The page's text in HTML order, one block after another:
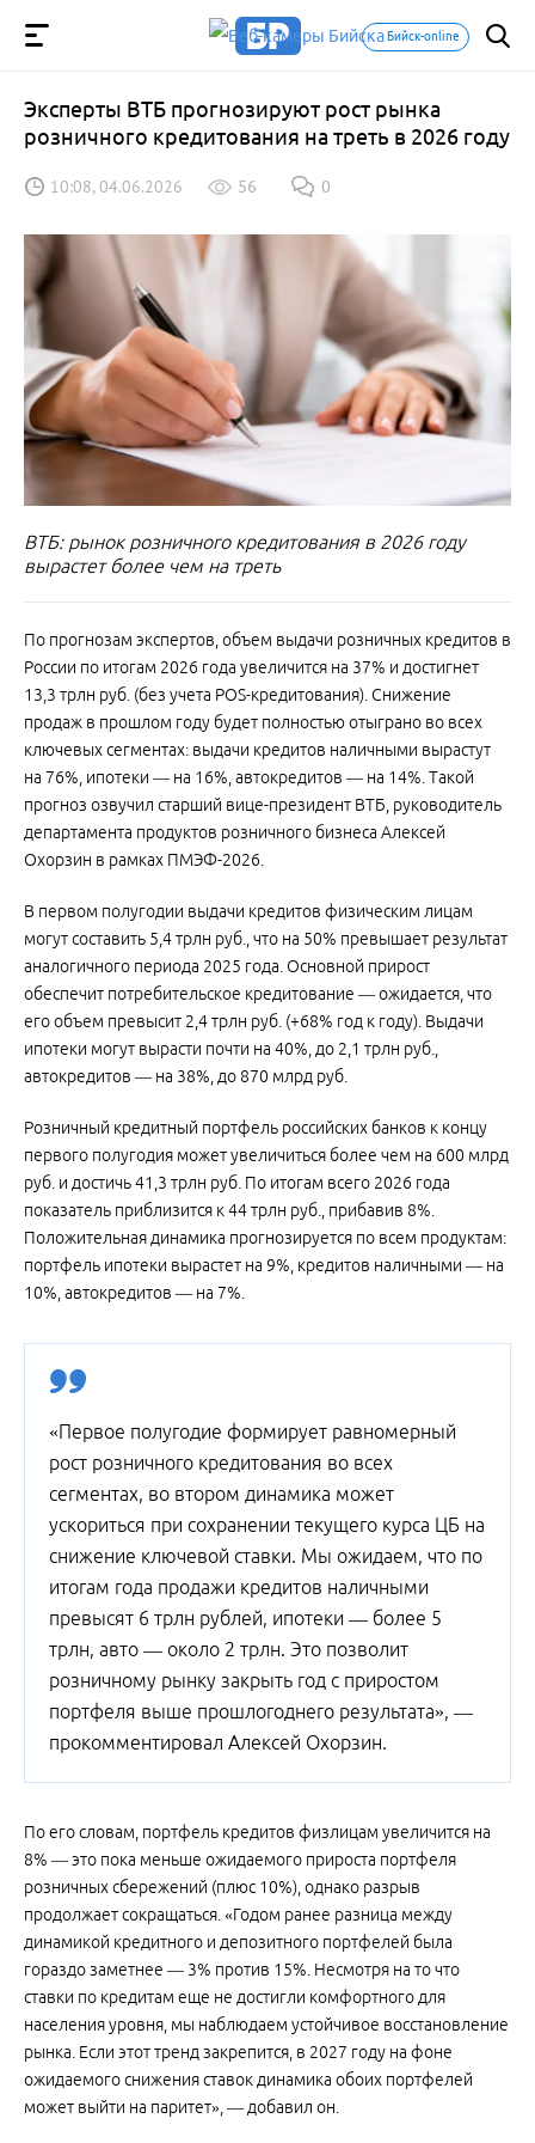
Бийск-online
Эксперты ВТБ прогнозируют рост рынка
розничного кредитования на треть в 2026 году
10:08, 04.06.2026 56 0
ВТБ: рынок розничного кредитования в 2026 году
вырастет более чем на треть
По прогнозам экспертов, объем выдачи розничных кредитов в
России по итогам 2026 года увеличится на 37% и достигнет
13,3 трлн руб. (без учета POS-кредитования). Снижение
продаж в прошлом году будет полностью отыграно во всех
ключевых сегментах: выдачи кредитов наличными вырастут
на 76%, ипотеки — на 16%, автокредитов — на 14%. Такой
прогноз озвучил старший вице-президент ВТБ, руководитель
департамента продуктов розничного бизнеса Алексей
Охорзин в рамках ПМЭФ-2026.
В первом полугодии выдачи кредитов физическим лицам
могут составить 5,4 трлн руб., что на 50% превышает результат
аналогичного периода 2025 года. Основной прирост
обеспечит потребительское кредитование — ожидается, что
его объем превысит 2,4 трлн руб. (+68% год к году). Выдачи
ипотеки могут вырасти почти на 40%, до 2,1 трлн руб.,
автокредитов — на 38%, до 870 млрд руб.
Розничный кредитный портфель российских банков к концу
первого полугодия может увеличиться более чем на 600 млрд
руб. и достичь 41,3 трлн руб. По итогам всего 2026 года
показатель приблизится к 44 трлн руб., прибавив 8%.
Положительная динамика прогнозируется по всем продуктам:
портфель ипотеки вырастет на 9%, кредитов наличными — на
10%, автокредитов — на 7%.
«Первое полугодие формирует равномерный
рост розничного кредитования во всех
сегментах, во втором динамика может
ускориться при сохранении текущего курса ЦБ на
снижение ключевой ставки. Мы ожидаем, что по
итогам года продажи кредитов наличными
превысят 6 трлн рублей, ипотеки — более 5
трлн, авто — около 2 трлн. Это позволит
розничному рынку закрыть год с приростом
портфеля выше прошлогоднего результата», —
прокомментировал Алексей Охорзин.
По его словам, портфель кредитов физлицам увеличится на
8% — это пока меньше ожидаемого прироста портфеля
розничных сбережений (плюс 10%), однако разрыв
продолжает сокращаться. «Годом ранее разница между
динамикой кредитного и депозитного портфелей была
гораздо заметнее — 3% против 15%. Несмотря на то что
ставки по кредитам еще не достигли комфортного для
населения уровня, мы наблюдаем устойчивое восстановление
рынка. Если этот тренд закрепится, в 2027 году на фоне
ожидаемого снижения ставок динамика обоих портфелей
может выйти на паритет», — добавил он.